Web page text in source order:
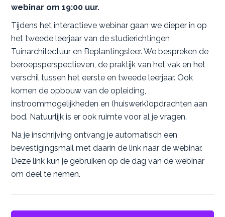
webinar om 19:00 uur.
Tijdens het interactieve webinar gaan we dieper in op
het tweede leerjaar van de studierichtingen
Tuinarchitectuur en Beplantingsleer. We bespreken de
beroepsperspectieven, de praktijk van het vak en het
verschil tussen het eerste en tweede leerjaar. Ook
komen de opbouw van de opleiding,
instroommogelijkheden en (huiswerk)opdrachten aan
bod. Natuurlijk is er ook ruimte voor al je vragen.
Na je inschrijving ontvang je automatisch een
bevestigingsmail met daarin de link naar de webinar.
Deze link kun je gebruiken op de dag van de webinar
om deel te nemen.